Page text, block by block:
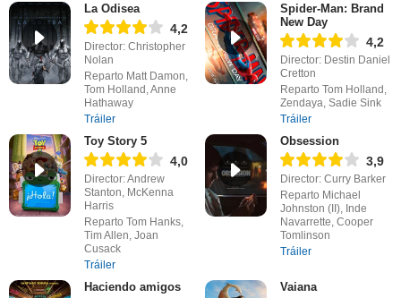
La Odisea
4,2
Director: Christopher
Nolan
Reparto Matt Damon,
Tom Holland, Anne
Hathaway
Tráiler
Spider-Man: Brand
New Day
4,2
Director: Destin Daniel
Cretton
Reparto Tom Holland,
Zendaya, Sadie Sink
Tráiler
Toy Story 5
4,0
Director: Andrew
Stanton, McKenna
Harris
Reparto Tom Hanks,
Tim Allen, Joan
Cusack
Tráiler
Obsession
3,9
Director: Curry Barker
Reparto Michael
Johnston (II), Inde
Navarrette, Cooper
Tomlinson
Tráiler
Haciendo amigos Vaiana